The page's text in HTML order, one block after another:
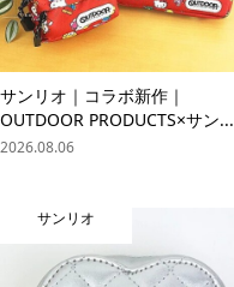
サンリオ｜コラボ新作｜
OUTDOOR PRODUCTS×サン...
2026.08.06
サンリオ